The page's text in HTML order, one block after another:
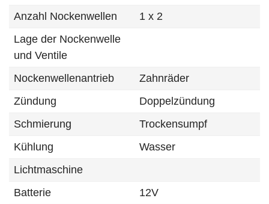
Anzahl Nockenwellen
1 x 2
Lage der Nockenwelle
und Ventile
Nockenwellenantrieb
Zahnräder
Zündung
Doppelzündung
Schmierung
Trockensumpf
Kühlung
Wasser
Lichtmaschine
Batterie
12V